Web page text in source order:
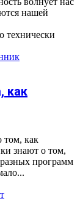
нашей
технически
как
том, как
знают о том,
программ